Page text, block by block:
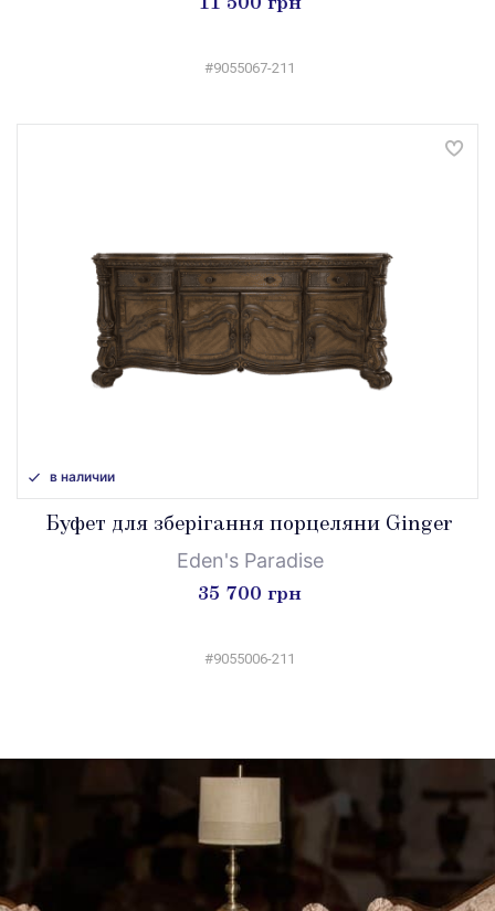
#9055067-211
в наличии
Буфет для зберігання порцеляни Ginger
Eden's Paradise
35 700 грн
#9055006-211